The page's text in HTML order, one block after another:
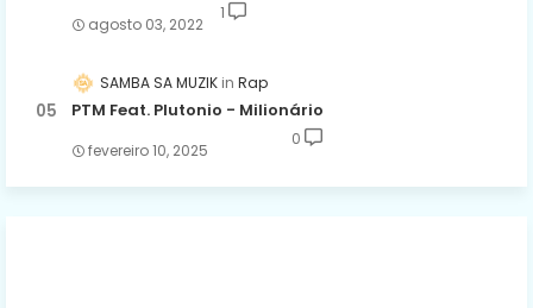
agosto 03, 2022
1
SAMBA SA MUZIK Rap
PTM Feat. Plutonio - Milionário
fevereiro 10, 2025
0